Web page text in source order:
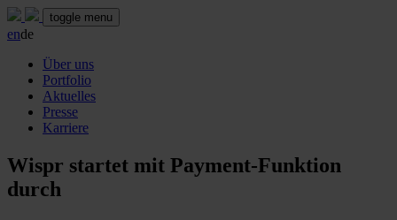
toggle menu
ende
Über uns
Portfolio
Aktuelles
Presse
Karriere
Wispr startet mit Payment-Funktion
durch